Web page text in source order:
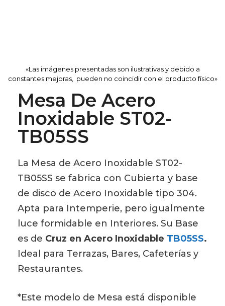
«Las imágenes presentadas son ilustrativas y debido a
constantes mejoras, pueden no coincidir con el producto físico»
Mesa De Acero
Inoxidable ST02-
TB05SS
La Mesa de Acero Inoxidable ST02-
TB05SS se fabrica con Cubierta y base
de disco de Acero Inoxidable tipo 304.
Apta para Intemperie, pero igualmente
luce formidable en Interiores. Su Base
es de Cruz en Acero Inoxidable TB05SS.
Ideal para Terrazas, Bares, Cafeterías y
Restaurantes.
*Este modelo de Mesa está disponible